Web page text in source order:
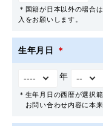
＊国籍が日本以外の場合
入をお願いします。
生年月日 ＊
年
＊生年月日の西暦が選択
お問い合わせ内容に本来